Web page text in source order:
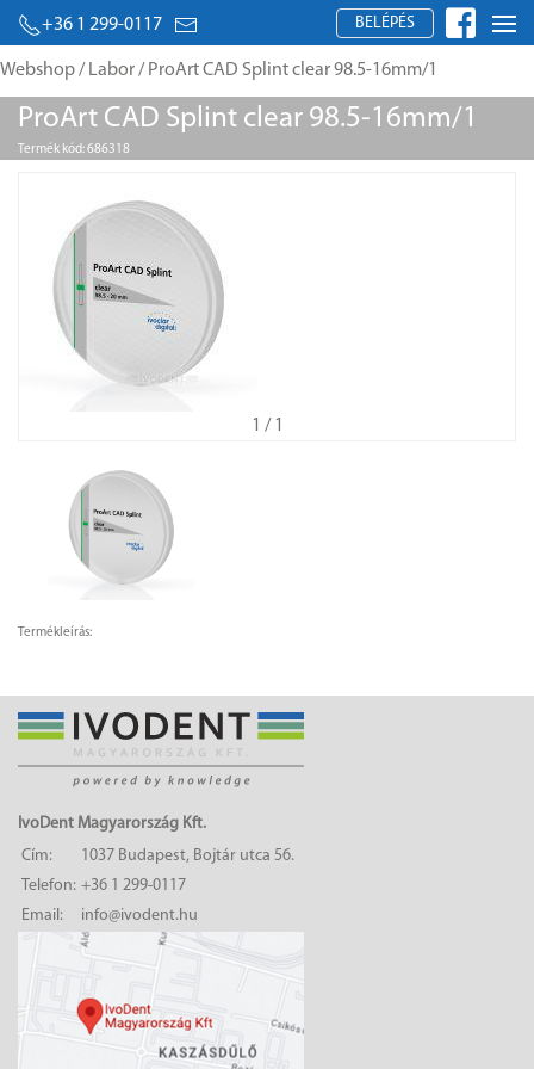
+36 1 299-0117 BELÉPÉS
Webshop/ Labor/ ProArt CAD Splint clear 98.5-16mm/1
ProArt CAD Splint clear 98.5-16mm/1
Termék kód: 686318
1 / 1
Termékleírás:
IvoDent Magyarország Kft.
Cím:
1037 Budapest, Bojtár utca 56.
Telefon: +36 1 299-0117
Email:
info@ivodent.hu